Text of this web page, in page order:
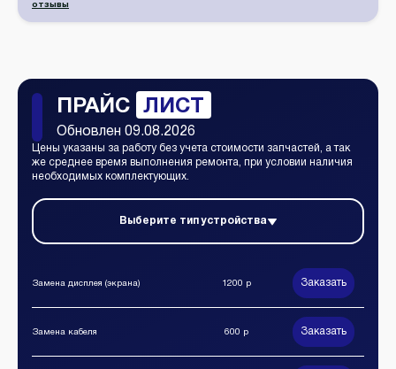
отзывы
ПРАЙС ЛИСТ
Обновлен 09.08.2026
Цены указаны за работу без учета стоимости запчастей, а так
же среднее время выполнения ремонта, при условии наличия
необходимых комплектующих.
Выберите тип устройства
Замена дисплея (экрана) 1200 р Заказать
Замена кабеля 600 р Заказать